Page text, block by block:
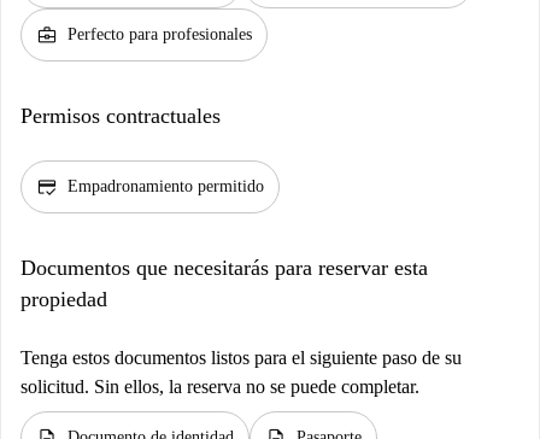
business_center Perfecto para profesionales
Permisos contractuales
credit_score Empadronamiento permitido
Documentos que necesitarás para reservar esta
propiedad
Tenga estos documentos listos para el siguiente paso de su
solicitud. Sin ellos, la reserva no se puede completar.